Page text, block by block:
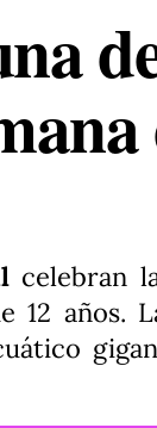
celebran
12 años.